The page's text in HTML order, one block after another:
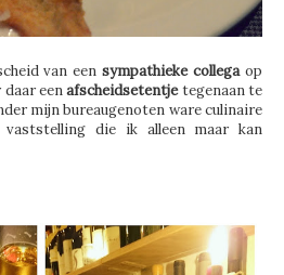
van eensympathieke collegaop
daar eenafscheidsetentjetegenaan te
mijn bureaugenoten ware culinaire
vaststelling die ik alleen maar kan